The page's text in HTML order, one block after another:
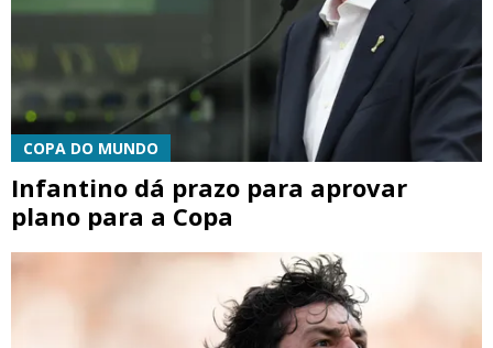
COPA DO MUNDO
Infantino dá prazo para aprovar
plano para a Copa